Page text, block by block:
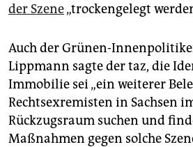
der Szene„trockengelegt
Auch der Grünen-
Lippmann sagte der taz, die
Immobilie sei „ein weiterer
Rechtsexremisten in Sachsen
Rückzugsraum suchen und
Maßnahmen gegen solche